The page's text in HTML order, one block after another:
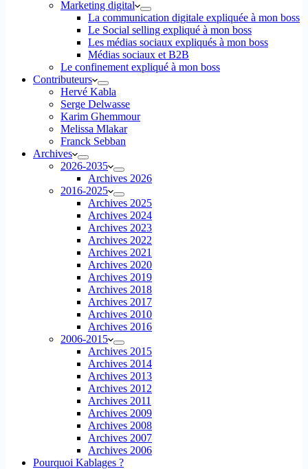
Marketing digital
La communication digitale expliquée à mon boss
Le Social selling expliqué à mon boss
Les médias sociaux expliqués à mon boss
Médias sociaux et B2B
Le confinement expliqué à mon boss
Contributeurs
Hervé Kabla
Serge Delwasse
Karim Ghemmour
Melissa Mlakar
Franck Sebban
Archives
2026-2035
Archives 2026
2016-2025
Archives 2025
Archives 2024
Archives 2023
Archives 2022
Archives 2021
Archives 2020
Archives 2019
Archives 2018
Archives 2017
Archives 2010
Archives 2016
2006-2015
Archives 2015
Archives 2014
Archives 2013
Archives 2012
Archives 2011
Archives 2009
Archives 2008
Archives 2007
Archives 2006
Pourquoi Kablages ?